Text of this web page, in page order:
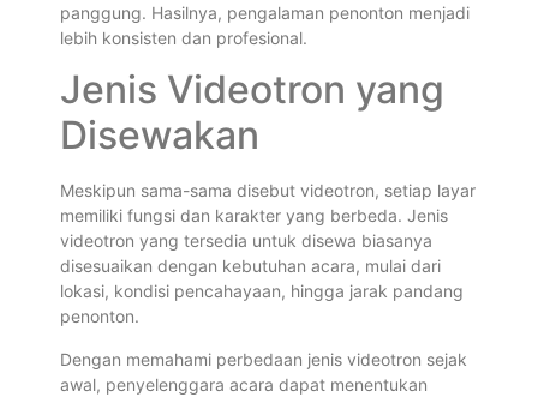
panggung. Hasilnya, pengalaman penonton menjadi
lebih konsisten dan profesional.
Jenis Videotron yang
Disewakan
Meskipun sama-sama disebut videotron, setiap layar
memiliki fungsi dan karakter yang berbeda. Jenis
videotron yang tersedia untuk disewa biasanya
disesuaikan dengan kebutuhan acara, mulai dari
lokasi, kondisi pencahayaan, hingga jarak pandang
penonton.
Dengan memahami perbedaan jenis videotron sejak
awal, penyelenggara acara dapat menentukan